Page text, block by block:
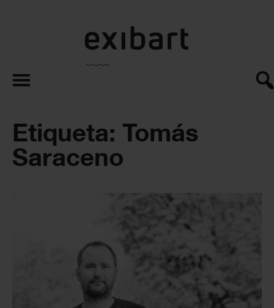
exibart.es
Etiqueta: Tomás
Saraceno